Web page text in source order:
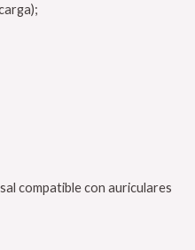
compatible con auriculares